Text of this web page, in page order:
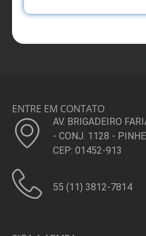
ENTRE EM CONTATO
AV. BRIGADEIRO
- CONJ. 1128 -
CEP: 01452-913
55 (11) 3812-7814